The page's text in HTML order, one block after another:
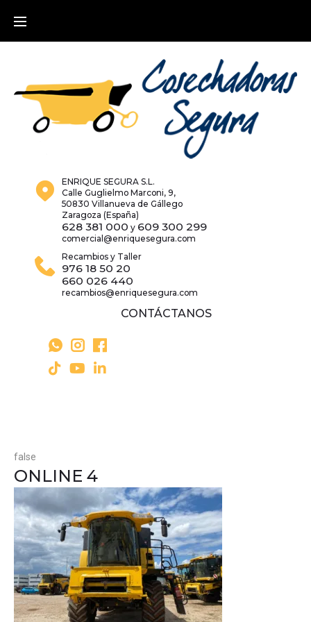
ENRIQUE SEGURA S.L.
Calle Guglielmo Marconi, 9,
50830 Villanueva de Gállego
Zaragoza (España)
628 381 000 y 609 300 299
comercial@enriquesegura.com
Recambios y Taller
976 18 50 20
660 026 440
recambios@enriquesegura.com
CONTÁCTANOS
false
ONLINE 4